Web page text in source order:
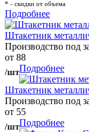
* - скидки от объема
Подробнее
Штакетник
Производство под
от 88
/штПодробнее
Штакетник
Производство под
от 55
/штПодробнее